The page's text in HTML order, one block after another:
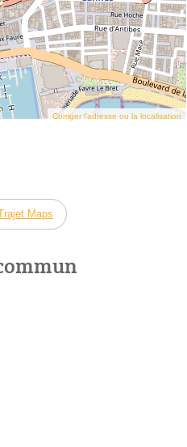
Corriger l’adresse ou la localisation
Maps